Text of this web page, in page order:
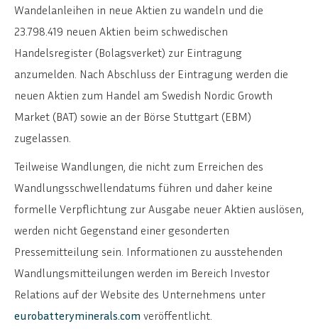
Wandelanleihen in neue Aktien zu wandeln und die
23.798.419 neuen Aktien beim schwedischen
Handelsregister (Bolagsverket) zur Eintragung
anzumelden. Nach Abschluss der Eintragung werden die
neuen Aktien zum Handel am Swedish Nordic Growth
Market (BAT) sowie an der Börse Stuttgart (EBM)
zugelassen.
Teilweise Wandlungen, die nicht zum Erreichen des
Wandlungsschwellendatums führen und daher keine
formelle Verpflichtung zur Ausgabe neuer Aktien auslösen,
werden nicht Gegenstand einer gesonderten
Pressemitteilung sein. Informationen zu ausstehenden
Wandlungsmitteilungen werden im Bereich Investor
Relations auf der Website des Unternehmens unter
eurobatteryminerals.com veröffentlicht.